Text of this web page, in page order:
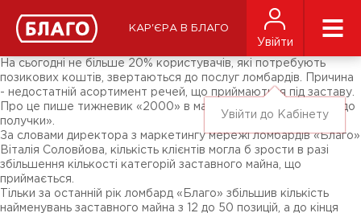
КАР'ЄРА В БЛАГО
Увійти
Увійти до Кабінету
ЗМІ про нас
Підписники соц-мереж
Ярмарки
На сьогодні не більше 20% користувачів, які потребують
позикових коштів, звертаються до послуг ломбардів. Причина
- недостатній асортимент речей, що приймаються під заставу.
Про це пише тижневик «2000» в матеріалі «Протриматися до
получки».
За словами директора з маркетингу мережі ломбардів «Благо»
Віталія Соловйова, кількість клієнтів могла б зрости в разі
збільшення кількості категорій заставного майна, що
приймається.
Тільки за останній рік ломбард «Благо» збільшив кількість
найменувань заставного майна з 12 до 50 позицій, а до кінця